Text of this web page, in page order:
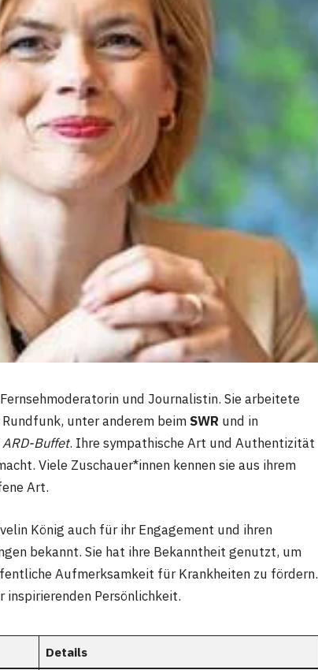
und Journalistin. Sie arbeitete
unter anderem beimSWR und in
ARD-Buffet. Ihre sympathische Art und Authentizität
Viele Zuschauer*innen kennen sie aus ihrem
Art.
König auch für ihr Engagement und ihren
bekannt. Sie hat ihre Bekanntheit genutzt, um
Aufmerksamkeit für Krankheiten zu fördern.
inspirierenden Persönlichkeit.
Details